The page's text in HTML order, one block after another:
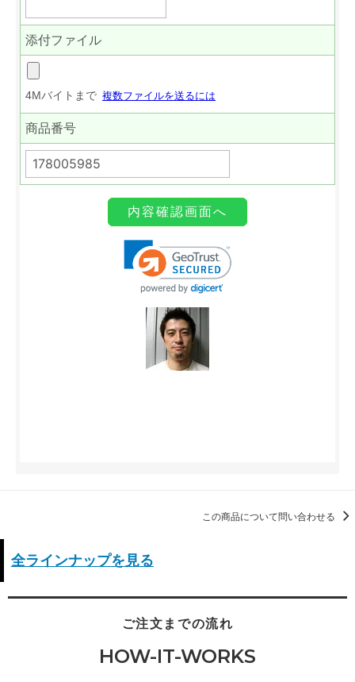
この商品について問い合わせる
全ラインナップを見る
ご注文までの流れ
HOW-IT-WORKS